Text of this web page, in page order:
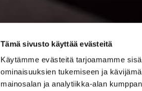
Tämä sivusto käyttää evästeitä
Käytämme evästeitä tarjoamamme
ominaisuuksien tukemiseen ja
mainosalan ja analytiikka-alan